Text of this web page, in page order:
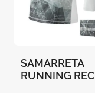
SAMARRETA
RUNNING REC